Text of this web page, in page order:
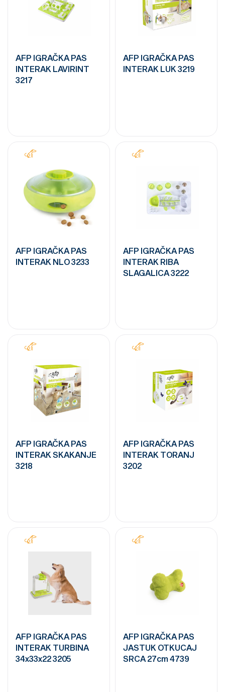
AFP IGRAČKA PAS
INTERAK LAVIRINT
3217
AFP IGRAČKA PAS
INTERAK LUK 3219
AFP IGRAČKA PAS
INTERAK NLO 3233
AFP IGRAČKA PAS
INTERAK RIBA
SLAGALICA 3222
AFP IGRAČKA PAS
INTERAK SKAKANJE
3218
AFP IGRAČKA PAS
INTERAK TORANJ
3202
AFP IGRAČKA PAS
INTERAK TURBINA
34x33x22 3205
AFP IGRAČKA PAS
JASTUK OTKUCAJ
SRCA 27cm 4739